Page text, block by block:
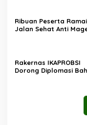
Ribuan Peserta
Jalan Sehat Anti
Rakernas IKAPROBSI
Dorong Diplomasi